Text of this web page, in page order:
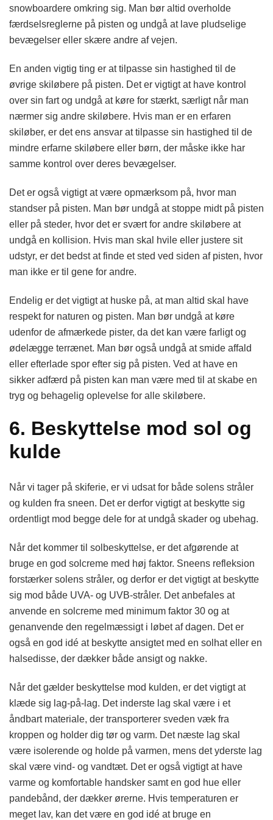
snowboardere omkring sig. Man bør altid overholde
færdselsreglerne på pisten og undgå at lave pludselige
bevægelser eller skære andre af vejen.
En anden vigtig ting er at tilpasse sin hastighed til de
øvrige skiløbere på pisten. Det er vigtigt at have kontrol
over sin fart og undgå at køre for stærkt, særligt når man
nærmer sig andre skiløbere. Hvis man er en erfaren
skiløber, er det ens ansvar at tilpasse sin hastighed til de
mindre erfarne skiløbere eller børn, der måske ikke har
samme kontrol over deres bevægelser.
Det er også vigtigt at være opmærksom på, hvor man
standser på pisten. Man bør undgå at stoppe midt på pisten
eller på steder, hvor det er svært for andre skiløbere at
undgå en kollision. Hvis man skal hvile eller justere sit
udstyr, er det bedst at finde et sted ved siden af pisten, hvor
man ikke er til gene for andre.
Endelig er det vigtigt at huske på, at man altid skal have
respekt for naturen og pisten. Man bør undgå at køre
udenfor de afmærkede pister, da det kan være farligt og
ødelægge terrænet. Man bør også undgå at smide affald
eller efterlade spor efter sig på pisten. Ved at have en
sikker adfærd på pisten kan man være med til at skabe en
tryg og behagelig oplevelse for alle skiløbere.
6. Beskyttelse mod sol og
kulde
Når vi tager på skiferie, er vi udsat for både solens stråler
og kulden fra sneen. Det er derfor vigtigt at beskytte sig
ordentligt mod begge dele for at undgå skader og ubehag.
Når det kommer til solbeskyttelse, er det afgørende at
bruge en god solcreme med høj faktor. Sneens refleksion
forstærker solens stråler, og derfor er det vigtigt at beskytte
sig mod både UVA- og UVB-stråler. Det anbefales at
anvende en solcreme med minimum faktor 30 og at
genanvende den regelmæssigt i løbet af dagen. Det er
også en god idé at beskytte ansigtet med en solhat eller en
halsedisse, der dækker både ansigt og nakke.
Når det gælder beskyttelse mod kulden, er det vigtigt at
klæde sig lag-på-lag. Det inderste lag skal være i et
åndbart materiale, der transporterer sveden væk fra
kroppen og holder dig tør og varm. Det næste lag skal
være isolerende og holde på varmen, mens det yderste lag
skal være vind- og vandtæt. Det er også vigtigt at have
varme og komfortable handsker samt en god hue eller
pandebånd, der dækker ørerne. Hvis temperaturen er
meget lav, kan det være en god idé at bruge en